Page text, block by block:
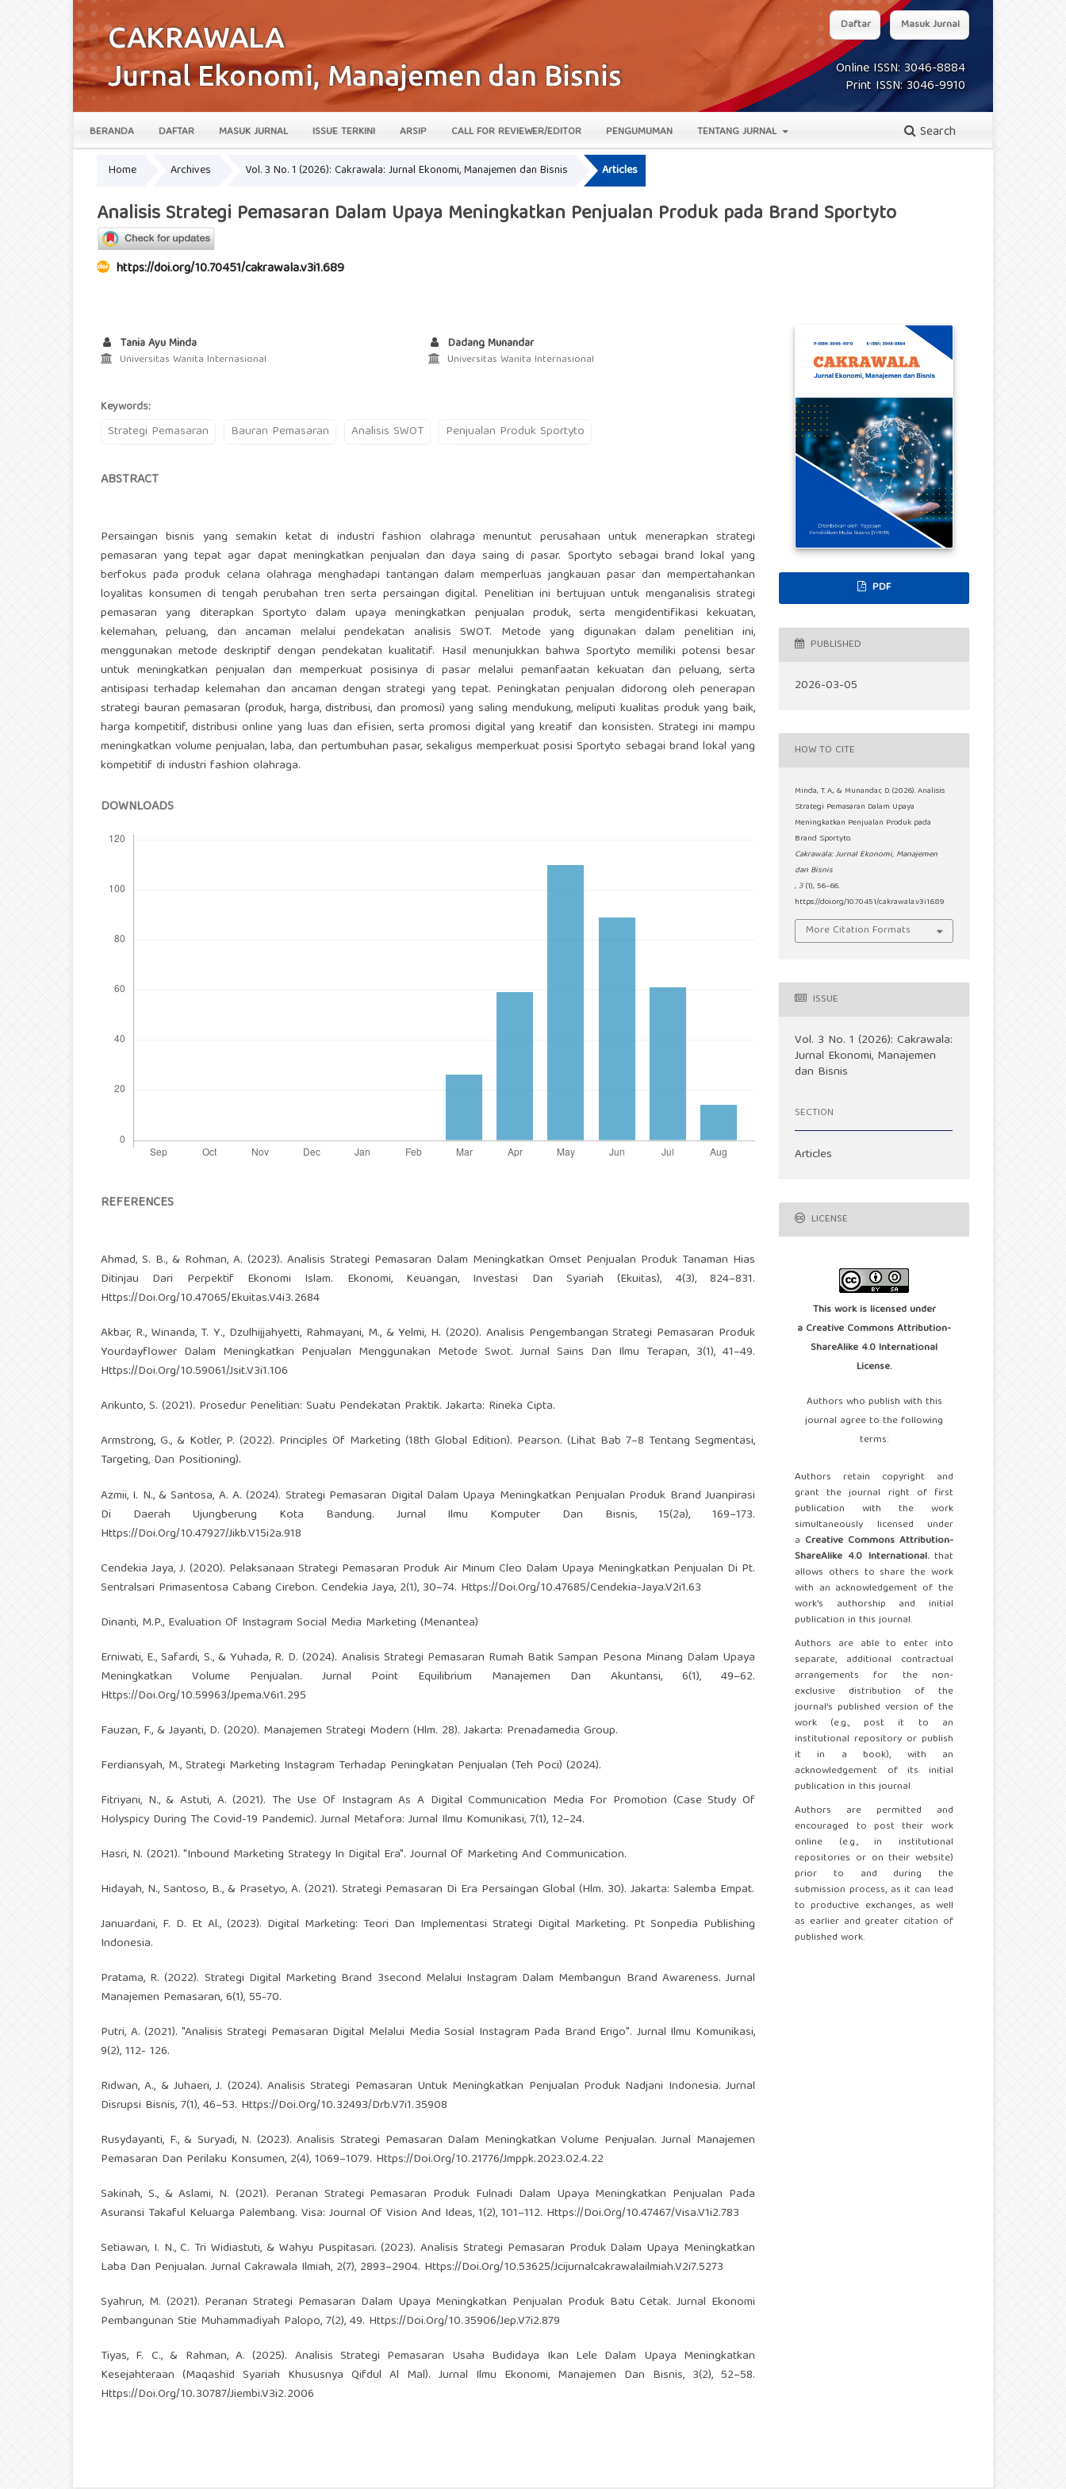
Online ISSN: 3046-8884
Print ISSN: 3046-9910
BERANDA DAFTAR MASUK JURNAL ISSUE TERKINI ARSIP CALL FOR REVIEWER/EDITOR PENGUMUMAN TENTANG JURNAL Search
Daftar Masuk Jurnal
Home Archives Vol. 3 No. 1 (2026): Cakrawala: Jurnal Ekonomi, Manajemen dan Bisnis Articles
Analisis Strategi Pemasaran Dalam Upaya Meningkatkan Penjualan Produk pada Brand Sportyto
https://doi.org/10.70451/cakrawala.v3i1.689
Tania Ayu Minda
Universitas Wanita Internasional
Dadang Munandar
Universitas Wanita Internasional
Keywords:
Strategi Pemasaran Bauran Pemasaran Analisis SWOT Penjualan Produk Sportyto
ABSTRACT
Persaingan bisnis yang semakin ketat di industri fashion olahraga menuntut perusahaan untuk menerapkan strategi
pemasaran yang tepat agar dapat meningkatkan penjualan dan daya saing di pasar. Sportyto sebagai brand lokal yang
berfokus pada produk celana olahraga menghadapi tantangan dalam memperluas jangkauan pasar dan mempertahankan
loyalitas konsumen di tengah perubahan tren serta persaingan digital. Penelitian ini bertujuan untuk menganalisis strategi
pemasaran yang diterapkan Sportyto dalam upaya meningkatkan penjualan produk, serta mengidentifikasi kekuatan,
kelemahan, peluang, dan ancaman melalui pendekatan analisis SWOT. Metode yang digunakan dalam penelitian ini,
menggunakan metode deskriptif dengan pendekatan kualitatif. Hasil menunjukkan bahwa Sportyto memiliki potensi besar
untuk meningkatkan penjualan dan memperkuat posisinya di pasar melalui pemanfaatan kekuatan dan peluang, serta
antisipasi terhadap kelemahan dan ancaman dengan strategi yang tepat. Peningkatan penjualan didorong oleh penerapan
strategi bauran pemasaran (produk, harga, distribusi, dan promosi) yang saling mendukung, meliputi kualitas produk yang baik,
harga kompetitif, distribusi online yang luas dan efisien, serta promosi digital yang kreatif dan konsisten. Strategi ini mampu
meningkatkan volume penjualan, laba, dan pertumbuhan pasar, sekaligus memperkuat posisi Sportyto sebagai brand lokal yang
kompetitif di industri fashion olahraga.
DOWNLOADS
REFERENCES
Ahmad, S. B., & Rohman, A. (2023). Analisis Strategi Pemasaran Dalam Meningkatkan Omset Penjualan Produk Tanaman Hias
Ditinjau Dari Perpektif Ekonomi Islam. Ekonomi, Keuangan, Investasi Dan Syariah (Ekuitas), 4(3), 824–831.
Https://Doi.Org/10.47065/Ekuitas.V4i3.2684
Akbar, R., Winanda, T. Y., Dzulhijjahyetti, Rahmayani, M., & Yelmi, H. (2020). Analisis Pengembangan Strategi Pemasaran Produk
Yourdayflower Dalam Meningkatkan Penjualan Menggunakan Metode Swot. Jurnal Sains Dan Ilmu Terapan, 3(1), 41–49.
Https://Doi.Org/10.59061/Jsit.V3i1.106
Arikunto, S. (2021). Prosedur Penelitian: Suatu Pendekatan Praktik. Jakarta: Rineka Cipta.
Armstrong, G., & Kotler, P. (2022). Principles Of Marketing (18th Global Edition). Pearson. (Lihat Bab 7–8 Tentang Segmentasi,
Targeting, Dan Positioning).
Azmii, I. N., & Santosa, A. A. (2024). Strategi Pemasaran Digital Dalam Upaya Meningkatkan Penjualan Produk Brand Juanpirasi
Di Daerah Ujungberung Kota Bandung. Jurnal Ilmu Komputer Dan Bisnis, 15(2a), 169–173.
Https://Doi.Org/10.47927/Jikb.V15i2a.918
Cendekia Jaya, J. (2020). Pelaksanaan Strategi Pemasaran Produk Air Minum Cleo Dalam Upaya Meningkatkan Penjualan Di Pt.
Sentralsari Primasentosa Cabang Cirebon. Cendekia Jaya, 2(1), 30–74. Https://Doi.Org/10.47685/Cendekia-Jaya.V2i1.63
Dinanti, M.P., Evaluation Of Instagram Social Media Marketing (Menantea)
Erniwati, E., Safardi, S., & Yuhada, R. D. (2024). Analisis Strategi Pemasaran Rumah Batik Sampan Pesona Minang Dalam Upaya
Meningkatkan Volume Penjualan. Jurnal Point Equilibrium Manajemen Dan Akuntansi, 6(1), 49–62.
Https://Doi.Org/10.59963/Jpema.V6i1.295
Fauzan, F., & Jayanti, D. (2020). Manajemen Strategi Modern (Hlm. 28). Jakarta: Prenadamedia Group.
Ferdiansyah, M., Strategi Marketing Instagram Terhadap Peningkatan Penjualan (Teh Poci) (2024).
Fitriyani, N., & Astuti, A. (2021). The Use Of Instagram As A Digital Communication Media For Promotion (Case Study Of
Holyspicy During The Covid-19 Pandemic). Jurnal Metafora: Jurnal Ilmu Komunikasi, 7(1), 12–24.
Hasri, N. (2021). "Inbound Marketing Strategy In Digital Era". Journal Of Marketing And Communication.
Hidayah, N., Santoso, B., & Prasetyo, A. (2021). Strategi Pemasaran Di Era Persaingan Global (Hlm. 30). Jakarta: Salemba Empat.
Januardani, F. D. Et Al., (2023). Digital Marketing: Teori Dan Implementasi Strategi Digital Marketing. Pt Sonpedia Publishing
Indonesia.
Pratama, R. (2022). Strategi Digital Marketing Brand 3second Melalui Instagram Dalam Membangun Brand Awareness. Jurnal
Manajemen Pemasaran, 6(1), 55-70.
Putri, A. (2021). "Analisis Strategi Pemasaran Digital Melalui Media Sosial Instagram Pada Brand Erigo". Jurnal Ilmu Komunikasi,
9(2), 112- 126.
Ridwan, A., & Juhaeri, J. (2024). Analisis Strategi Pemasaran Untuk Meningkatkan Penjualan Produk Nadjani Indonesia. Jurnal
Disrupsi Bisnis, 7(1), 46–53. Https://Doi.Org/10.32493/Drb.V7i1.35908
Rusydayanti, F., & Suryadi, N. (2023). Analisis Strategi Pemasaran Dalam Meningkatkan Volume Penjualan. Jurnal Manajemen
Pemasaran Dan Perilaku Konsumen, 2(4), 1069–1079. Https://Doi.Org/10.21776/Jmppk.2023.02.4.22
Sakinah, S., & Aslami, N. (2021). Peranan Strategi Pemasaran Produk Fulnadi Dalam Upaya Meningkatkan Penjualan Pada
Asuransi Takaful Keluarga Palembang. Visa: Journal Of Vision And Ideas, 1(2), 101–112. Https://Doi.Org/10.47467/Visa.V1i2.783
Setiawan, I. N., C. Tri Widiastuti, & Wahyu Puspitasari. (2023). Analisis Strategi Pemasaran Produk Dalam Upaya Meningkatkan
Laba Dan Penjualan. Jurnal Cakrawala Ilmiah, 2(7), 2893–2904. Https://Doi.Org/10.53625/Jcijurnalcakrawalailmiah.V2i7.5273
Syahrun, M. (2021). Peranan Strategi Pemasaran Dalam Upaya Meningkatkan Penjualan Produk Batu Cetak. Jurnal Ekonomi
Pembangunan Stie Muhammadiyah Palopo, 7(2), 49. Https://Doi.Org/10.35906/Jep.V7i2.879
Tiyas, F. C., & Rahman, A. (2025). Analisis Strategi Pemasaran Usaha Budidaya Ikan Lele Dalam Upaya Meningkatkan
Kesejahteraan (Maqashid Syariah Khususnya Qifdul Al Mal). Jurnal Ilmu Ekonomi, Manajemen Dan Bisnis, 3(2), 52–58.
Https://Doi.Org/10.30787/Jiembi.V3i2.2006
PDF
PUBLISHED
2026-03-05
HOW TO CITE
Minda, T. A., & Munandar, D. (2026). Analisis
Strategi Pemasaran Dalam Upaya
Meningkatkan Penjualan Produk pada
Brand Sportyto.
Cakrawala: Jurnal Ekonomi, Manajemen
dan Bisnis
,3 (1), 56–66.
https://doi.org/10.70451/cakrawala.v3i1.689
More Citation Formats
ISSUE
Vol. 3 No. 1 (2026): Cakrawala:
Jurnal Ekonomi, Manajemen
dan Bisnis
SECTION
Articles
LICENSE
This work is licensed under
a Creative Commons Attribution-
ShareAlike 4.0 International
License.
Authors who publish with this
journal agree to the following
terms:
Authors retain copyright and
grant the journal right of first
publication with the work
simultaneously licensed under
a Creative Commons Attribution-
ShareAlike 4.0 International.that
allows others to share the work
with an acknowledgement of the
work's authorship and initial
publication in this journal.
Authors are able to enter into
separate, additional contractual
arrangements for the non-
exclusive distribution of the
journal's published version of the
work (e.g., post it to an
institutional repository or publish
it in a book), with an
acknowledgement of its initial
publication in this journal.
Authors are permitted and
encouraged to post their work
online (e.g., in institutional
repositories or on their website)
prior to and during the
submission process, as it can lead
to productive exchanges, as well
as earlier and greater citation of
published work.